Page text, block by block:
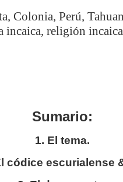
Colonia, Perú,
religión
Sumario:
1. El tema.
códice escurialense